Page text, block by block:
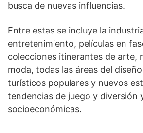
busca de nuevas influencias.
Entre estas se incluye la
entretenimiento, películas en
colecciones itinerantes de arte,
moda, todas las áreas del
turísticos populares y nuevos
tendencias de juego y diversión
socioeconómicas.